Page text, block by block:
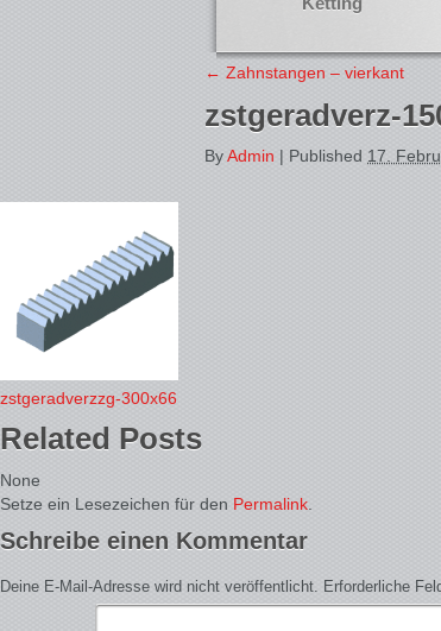
← Zahnstangen – vierkant
zstgeradverz-
ByAdmin | Published 17.
zstgeradverzzg-300x66
Related Posts
None
Setze ein Lesezeichen für den Permalink
Schreibe einen Kommentar
Deine E-Mail-Adresse wird nicht veröffentlicht. Erforderliche